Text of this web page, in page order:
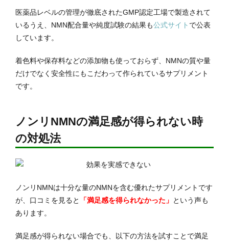
医薬品レベルの管理が徹底されたGMP認定工場で製造されて
いるうえ、NMN配合量や純度試験の結果も公式サイト で公表
しています。
着色料や保存料などの添加物も使っておらず、NMNの質や量
だけでなく安全性にもこだわって作られているサプリメント
です。
ノンリNMNの満足感が得られない時
の対処法
ノンリNMNは十分な量のNMNを含む優れたサプリメントです
が、口コミを見ると
「満足感を得られなかった」 という声も
あります。
満足感が得られない場合でも、以下の方法を試すことで満足